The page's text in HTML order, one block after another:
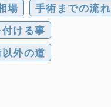
場
手術までの流れ
ける事
外の道